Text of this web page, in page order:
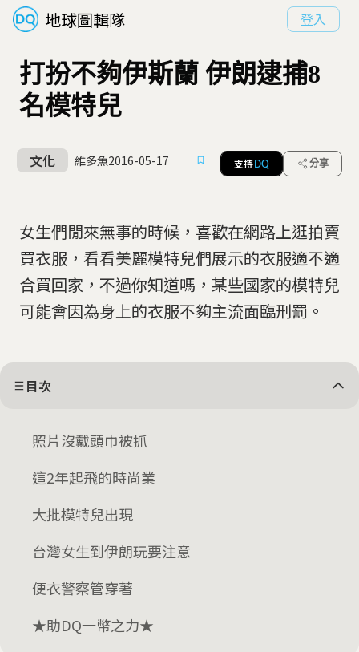
地球圖輯隊 登入
打扮不夠伊斯蘭 伊朗逮捕8
名模特兒
文化 維多魚2016-05-17 支持 DQ 分享
女生們閒來無事的時候，喜歡在網路上逛拍賣
買衣服，看看美麗模特兒們展示的衣服適不適
合買回家，不過你知道嗎，某些國家的模特兒
可能會因為身上的衣服不夠主流面臨刑罰。
目次
照片沒戴頭巾被抓
這2年起飛的時尚業
大批模特兒出現
台灣女生到伊朗玩要注意
便衣警察管穿著
★助DQ一幣之力★